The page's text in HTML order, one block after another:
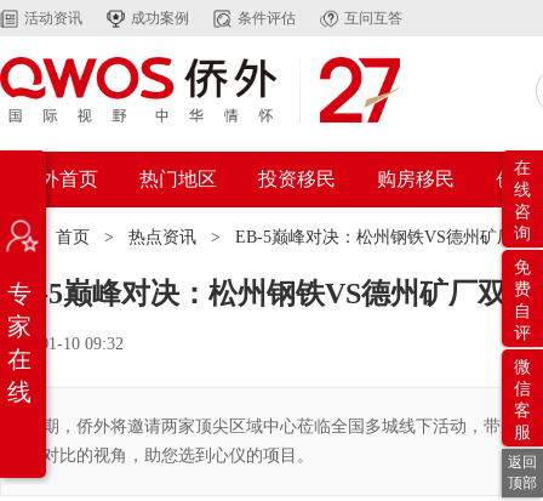
活动资讯 成功案例 条件评估 互问互答
侨外首页 热门地区 投资移民 购房移民 创业
位置： 首页 > 热点资讯 > EB-5巅峰对决：松州钢铁VS德州矿厂双
EB-5巅峰对决：松州钢铁VS德州矿厂双
2026-01-10 09:32
近期，侨外将邀请两家顶尖区域中心莅临全国多城线下活动，带来“
度对比的视角，助您选到心仪的项目。
专
家
在
线
在
线
咨
询
免
费
自
评
微
信
客
服
返回
顶部